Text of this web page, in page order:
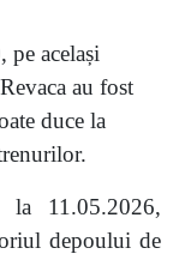
același
au fost
duce la
11.05.2026,
depoului de